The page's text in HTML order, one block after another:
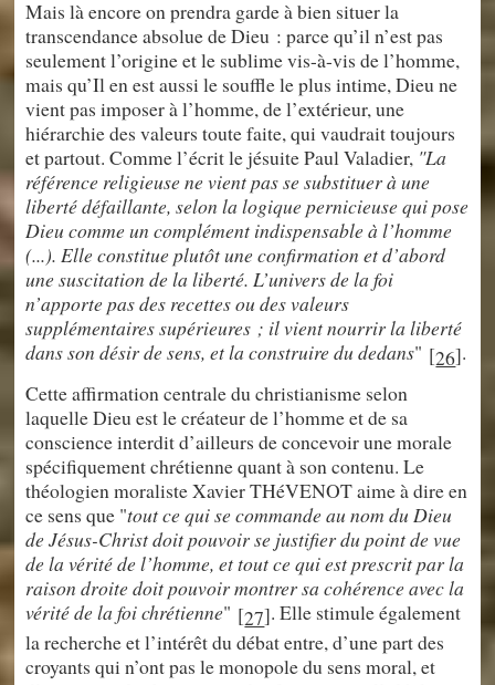
Mais là encore on prendra garde à bien situer la
transcendance absolue de Dieu : parce qu’il n’est pas
seulement l’origine et le sublime vis-à-vis de l’homme,
mais qu’Il en est aussi le souffle le plus intime, Dieu ne
vient pas imposer à l’homme, de l’extérieur, une
hiérarchie des valeurs toute faite, qui vaudrait toujours
et partout. Comme l’écrit le jésuite Paul Valadier, "La
référence religieuse ne vient pas se substituer à une
liberté défaillante, selon la logique pernicieuse qui pose
Dieu comme un complément indispensable à l’homme
(...). Elle constitue plutôt une confirmation et d’abord
une suscitation de la liberté. L’univers de la foi
n’apporte pas des recettes ou des valeurs
supplémentaires supérieures ; il vient nourrir la liberté
dans son désir de sens, et la construire du dedans" [26].
Cette affirmation centrale du christianisme selon
laquelle Dieu est le créateur de l’homme et de sa
conscience interdit d’ailleurs de concevoir une morale
spécifiquement chrétienne quant à son contenu. Le
théologien moraliste Xavier THéVENOT aime à dire en
ce sens que "tout ce qui se commande au nom du Dieu
de Jésus-Christ doit pouvoir se justifier du point de vue
de la vérité de l’homme, et tout ce qui est prescrit par la
raison droite doit pouvoir montrer sa cohérence avec la
vérité de la foi chrétienne" [27]. Elle stimule également
la recherche et l’intérêt du débat entre, d’une part des
croyants qui n’ont pas le monopole du sens moral, et